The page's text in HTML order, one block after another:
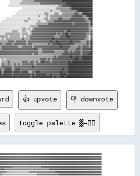
░░░░░░░░░░░░░░░░░░░░░░░░░░░░░░░░░░▒▒▒▒▒▒▒▒▒▒▒▒▒▒▓▓████████████████████
░░░░░░░░░░░░░░░░░░░░░░░░░░░░░░░░▒▒░░░░░░░░▒▒▒▒▒▒▒▒▒▒▒▒▒▒▒▒▓▓██████████████
░░░░░░░░░░░░░░░░░░░░░░░░░░░░▒▒▒▒░░░░░░▒▒▒▒░░░░▒▒▒▒▒▒▒▒▒▒▒▒▓▓▓▓▒▒▒▒██████████
░░░░░░░░░░░░░░░░░░░░░░░░░░▒▒░░░░░░▒▒░░▒▒▒▒▒▒▒▒▒▒▒▒▒▒▒▒▒▒▒▒▒▒▓▓▓▓▓▓▓▓▓▓▒▒▒▒██████
👍 upvote 👎 downvote
toggle palette ▓→✊🏽
██████████████▓▓▓▓▒▒░░▓▓▓▓▓▓▓▓▒▒▒▒▒▒▒▒░░▒▒▒▒░░▒▒▒▒▒▒▒▒░░▒▒░░░░░░▒▒▒▒▒▒▒▒▓▓▓▓▒▒▒▒▓▓▒▒▓▓▓▓▒▒▒▒░░░░▒▒▒▒▒▒▓▓▓▓▒▒▓▓▓▓▓▓▓▓████▓▓██████████████████████████
██████████████▓▓▓▓▒▒▒▒▓▓▓▓▓▓▓▓▓▓▒▒▒▒▓▓░░░░░░▒▒▒▒▒▒▒▒░░░░░░▒▒▒▒░░░░░░▒▒▒▒▒▒▓▓▓▓░░▓▓▒▒░░▒▒▓▓░░░░░░▒▒▓▓▓▓▓▓▓▓▓▓▓▓▓▓▓▓▓▓▓▓██▓▓██████████████████████████
████████████▓▓▓▓▓▓▓▓▓▓▓▓▓▓▓▓▒▒▒▒░░▒▒▒▒░░░░░░░░░░▒▒▒▒░░░░▒▒░░░░░░▒▒▒▒▒▒▒▒▒▒▓▓▓▓░░▓▓▒▒░░░░▒▒░░▒▒░░▒▒▓▓▓▓▓▓▓▓████████▓▓▓▓██▓▓▓▓████████████████████████
████████████▓▓▓▓▓▓▒▒▓▓▓▓▓▓▒▒▓▓▒▒░░░░▒▒▓▓░░░░░░░░░░░░      ░░░░░░▒▒▓▓▒▒▒▒▒▒▓▓▓▓▒▒▓▓▓▓▓▓░░░░▓▓▒▒▒▒▒▒▓▓▓▓▒▒▓▓████▓▓▓▓▓▓▓▓▓▓▓▓██████████████████████████
████████████▓▓▓▓▓▓▓▓▓▓▓▓▓▓▓▓▓▓▒▒░░░░░░▓▓▒▒░░░░░░░░░░░░░░░░▒▒▒▒▒▒▒▒▓▓▒▒▒▒▓▓▒▒▓▓▓▓▓▓▓▓▓▓▒▒▒▒▒▒▒▒▒▒▓▓░░▒▒▒▒▓▓▓▓████▒▒▒▒▓▓▓▓▓▓██████████████████████████
██████████▓▓▓▓▓▓▒▒▒▒▒▒▓▓▒▒▓▓▒▒░░░░░░  ░░▒▒▒▒▒▒░░▒▒▒▒▒▒▒▒▒▒▒▒▒▒▒▒▒▒▒▒▒▒▒▒▒▒▒▒▒▒▒▒▓▓▒▒▓▓▓▓▒▒▒▒▒▒▓▓░░░░░░▒▒▒▒▒▒▓▓▓▓▓▓██▓▓▒▒▓▓██████████████████████████
██████████▓▓▓▓▓▓▓▓▒▒▒▒▒▒▒▒▓▓▒▒░░░░░░░░▒▒▒▒▒▒▒▒░░░░▓▓▓▓▓▓▒▒▒▒▒▒░░▓▓▒▒▒▒▒▒▒▒▒▒▓▓▓▓▓▓▓▓▓▓▓▓▓▓▒▒▒▒░░░░░░░░░░░░░░░░▓▓▒▒▒▒▒▒▒▒▓▓██████▓▓██████████████████
██████████▓▓▓▓▓▓▒▒░░▒▒▒▒▒▒▓▓▒▒░░░░░░░░░░░░░░░░░░▒▒▓▓▓▓▓▓▒▒▒▒▒▒▒▒▒▒▒▒▓▓▒▒▒▒▒▒▒▒▓▓▓▓▒▒▒▒▓▓▒▒▒▒░░░░░░  ░░░░░░░░▒▒▒▒▒▒▒▒▒▒▓▓▓▓██████████████████████████
██████████▓▓▒▒▓▓░░▒▒▒▒▒▒▒▒▒▒▒▒░░░░░░░░░░░░▒▒░░░░▒▒▓▓░░▒▒▒▒▒▒▒▒▒▒▒▒▒▒▒▒▒▒▒▒▒▒▒▒▒▒▓▓▓▓▓▓▒▒▒▒▒▒▒▒░░  ░░░░░░░░░░▒▒▒▒▓▓▒▒▓▓▓▓████████▓▓██████████████████
████████▓▓▓▓▓▓▓▓▒▒▓▓▒▒▓▓▒▒▒▒▒▒░░░░▒▒░░░░░░░░░░░░▓▓██░░▒▒▒▒▒▒▒▒▒▒░░▒▒▒▒▒▒▒▒▒▒▒▒▒▒▒▒▒▒▒▒▒▒░░░░░░  ░░░░░░▒▒▒▒▓▓▒▒▓▓▒▒▓▓▓▓▓▓████████████████████████████
████████▓▓▒▒▒▒▓▓▒▒▓▓▓▓▒▒▒▒░░▒▒░░░░░░▒▒░░░░░░░░░░▒▒▓▓░░░░▒▒░░░░▒▒▒▒░░▒▒▒▒▒▒▒▒▒▒▒▒▒▒░░▒▒░░░░░░░░░░▒▒▒▒▒▒▓▓▓▓▒▒▒▒▓▓▒▒▓▓████████████████████████████████
████████▓▓▓▓▓▓▒▒▓▓▓▓▓▓▒▒▒▒░░░░░░░░░░░░▒▒░░░░▒▒░░▒▒░░░░  ▒▒▒▒░░░░░░▒▒▒▒▒▒▒▒▒▒▒▒▒▒░░░░▒▒▒▒░░░░▒▒▒▒▒▒▓▓▓▓▒▒░░░░▒▒▓▓▓▓██████████████▓▓▓▓████████████████
████████▓▓▓▓▓▓▓▓▓▓▓▓▓▓▓▓▒▒░░░░░░░░░░▒▒░░░░▒▒░░░░░░░░░░    ░░      ░░░░░░░░▒▒▒▒▒▒▒▒▓▓▒▒░░░░▒▒▒▒▒▒▒▒▓▓████▓▓▓▓▓▓▓▓██████████████▓▓▓▓▓▓████████████████
████████▓▓▒▒▓▓▓▓▓▓▒▒▓▓▓▓▓▓▒▒▒▒▒▒░░░░░░░░░░░░░░░░░░▒▒░░░░          ░░░░░░░░░░▒▒▒▒▒▒▒▒▒▒░░▒▒▒▒▓▓▓▓▓▓▓▓██████▓▓▓▓████████████▓▓▓▓▓▓▓▓▓▓████████████████
████████▓▓▒▒▓▓▓▓▓▓▒▒▓▓▓▓▒▒▒▒▒▒▓▓░░░░░░░░░░░░░░░░░░░░░░▒▒▒▒  ░░░░░░▒▒▒▒░░▒▒▒▒▒▒▒▒▒▒░░▒▒▓▓▓▓▓▓██████▓▓▓▓▓▓▓▓▓▓██████████▓▓██▓▓████▓▓▓▓████████████████
████████▓▓▒▒▓▓▓▓▒▒▓▓▒▒▒▒▓▓▒▒▓▓▓▓▒▒        ░░░░▒▒░░░░░░░░░░    ▒▒░░▓▓▒▒▒▒▒▒▒▒▒▒▒▒▒▒▓▓████████████████▓▓████▓▓████▓▓▓▓▓▓████▓▓▓▓▓▓▓▓████████▓▓████████
████████▓▓▓▓▒▒▓▓▓▓▓▓▓▓▓▓▓▓▒▒▓▓▓▓▓▓▒▒░░  ░░░░▒▒▒▒  ░░░░  ▒▒▒▒▒▒▒▒▒▒▒▒▓▓▒▒░░░░░░▒▒▒▒▓▓████████████████▓▓██▒▒▓▓████▓▓▓▓▓▓▓▓▓▓▓▓▓▓▓▓▓▓▓▓██████▓▓████████
████████▓▓▒▒▒▒▓▓▓▓▒▒▓▓▓▓▓▓▓▓▓▓▓▓▓▓░░  ░░░░▒▒▒▒▒▒▓▓░░░░    ▒▒░░░░▒▒▒▒▓▓▒▒▒▒░░▒▒▒▒▒▒██▓▓████▓▓████████▓▓▓▓▓▓▓▓▓▓▓▓▓▓▓▓▓▓▓▓▒▒▒▒▓▓▓▓▓▓▓▓▓▓██▓▓▓▓████████
████████▓▓▒▒▒▒▒▒▒▒▓▓▒▒▓▓▒▒▓▓▓▓▓▓▒▒░░▒▒▒▒▒▒▓▓▓▓▓▓▒▒▒▒░░░░  ░░▒▒▒▒▒▒▒▒▒▒▒▒░░░░░░▒▒▒▒▓▓▓▓▓▓▓▓▒▒▓▓████▓▓▓▓▓▓▓▓▓▓▓▓▓▓▓▓▒▒▓▓▒▒▒▒▒▒▒▒▓▓▓▓▓▓████▓▓██████████
██████████▒▒░░▒▒▒▒▒▒▓▓▓▓▓▓▓▓▓▓▓▓▓▓░░▒▒▒▒▓▓▒▒▓▓▓▓▒▒▒▒▒▒▒▒░░░░▒▒▒▒▒▒▒▒▒▒▒▒▒▒▒▒░░▒▒▓▓▓▓▓▓▓▓██▓▓▓▓▒▒██████▓▓██▓▓▓▓▓▓▓▓██▓▓▓▓▒▒▒▒▒▒▒▒▓▓▓▓████████████████
██████████▒▒░░░░░░░░░░▒▒▓▓▓▓▓▓▓▓▓▓▓▓▓▓▒▒▒▒▓▓▓▓▓▓▓▓▒▒▒▒▒▒▒▒▒▒▒▒▒▒▒▒▒▒▒▒▒▒▓▓▒▒▒▒▒▒▒▒██▓▓▓▓██▒▒▒▒▒▒▓▓▓▓▓▓▓▓▓▓▓▓▓▓██▓▓▓▓▓▓▒▒▒▒▒▒▒▒▓▓▓▓▓▓████████████████
██████████▓▓▒▒  ░░  ░░▒▒▓▓▓▓▓▓▒▒▓▓▓▓▓▓▓▓██▓▓▓▓▓▓▓▓▓▓▒▒▒▒▒▒▒▒░░▒▒▒▒▒▒▒▒▓▓▒▒▒▒▓▓▓▓▒▒▓▓▓▓▓▓▓▓▒▒    ░░▒▒▓▓▓▓▓▓▓▓▓▓▓▓▓▓▓▓▓▓▓▓▒▒▒▒▓▓▓▓▓▓▓▓████████████████
██████████▓▓▒▒░░    ░░▒▒▓▓▓▓▓▓▓▓▓▓▓▓▓▓▓▓▓▓▓▓▓▓▓▓▓▓▓▓▓▓▓▓▒▒▒▒▒▒▒▒░░▒▒▓▓▓▓▓▓▓▓▒▒▒▒▒▒▒▒░░░░▒▒░░  ░░░░░░▓▓▓▓▓▓▓▓▓▓▓▓▓▓▓▓▓▓▓▓▓▓▓▓▓▓▓▓▓▓▓▓▓▓██████████████
██████████▓▓▓▓▒▒▒▒░░░░▒▒  ▒▒▓▓▓▓▒▒▓▓▓▓▓▓▓▓▓▓▓▓▒▒▒▒▓▓▓▓▓▓▒▒▒▒▒▒▒▒▒▒▒▒▒▒▓▓▓▓▓▓██▓▓▒▒▒▒▒▒▒▒▒▒░░░░▒▒░░  ░░▒▒▓▓▓▓▓▓▓▓▒▒▒▒▒▒▒▒▒▒▒▒▓▓▓▓▓▓▓▓▓▓██████████████
████████████▓▓▒▒▒▒▒▒░░▒▒▒▒░░▒▒▓▓▓▓▒▒░░▓▓░░░░░░▓▓▒▒  ▒▒▓▓▓▓▓▓▓▓▓▓▓▓▒▒▓▓▓▓▓▓▓▓████▒▒░░▒▒▓▓▓▓▒▒▒▒▒▒░░░░▓▓▓▓▓▓▓▓▓▓▒▒▒▒▒▒▒▒▒▒▒▒▒▒▓▓▓▓▓▓▓▓▓▓▓▓████████████
████████████▓▓▒▒▒▒▓▓▒▒▓▓▓▓▓▓▒▒▒▒▓▓▓▓▓▓▒▒▓▓▓▓▒▒▓▓▓▓▓▓▒▒▒▒▓▓▒▒▒▒▓▓▓▓▓▓▒▒▓▓▓▓██████▓▓██████████████▒▒▒▒▓▓▓▓▓▓▒▒▓▓▒▒▒▒▒▒▒▒▒▒▒▒▓▓▒▒▒▒▓▓▓▓▓▓██████████████
████████████▓▓▒▒▒▒▓▓▒▒░░▓▓▓▓▓▓▓▓▒▒▒▒▓▓▒▒▓▓▓▓▒▒▓▓▓▓▓▓▒▒▒▒▓▓▒▒▓▓▓▓▓▓▓▓▓▓▓▓▓▓▓▓▓▓▓▓████████▓▓▓▓▓▓▓▓▓▓░░░░░░▒▒▒▒▒▒▒▒░░▒▒▒▒▒▒▒▒▓▓▒▒▓▓▓▓▓▓▓▓██████████████
██████████████▒▒▓▓▒▒▓▓▓▓▒▒▓▓▓▓▓▓▓▓▓▓▒▒░░░░▒▒░░▓▓▓▓▒▒▒▒▓▓▒▒▒▒▒▒▓▓▓▓▓▓▒▒▒▒▒▒▓▓▓▓▓▓▓▓▓▓▓▓▓▓▓▓▒▒░░▓▓▒▒░░░░▓▓▓▓░░░░▒▒░░▒▒░░▒▒▒▒▒▒▒▒▓▓▓▓▓▓▓▓██████████████
██████████████▓▓░░▓▓▒▒▓▓▒▒▒▒▓▓▓▓▓▓▓▓▓▓▓▓▒▒░░▓▓░░░░░░▒▒▒▒▓▓▓▓▓▓▒▒▓▓▓▓▓▓██▓▓▓▓▒▒▒▒▓▓██████▓▓██▒▒████▓▓▓▓▒▒▒▒▒▒▒▒▒▒▒▒▒▒░░▒▒▒▒▒▒▒▒▓▓▓▓▓▓████████████████
████████████████▒▒▒▒▓▓▓▓▒▒▒▒▒▒▓▓▒▒▒▒▓▓▒▒▒▒▓▓▒▒▒▒░░▒▒▓▓░░░░░░▒▒░░▓▓▓▓▓▓██▓▓▒▒░░  ▓▓▓▓██▓▓▒▒▓▓▓▓▓▓▒▒▒▒▒▒▒▒▒▒▒▒▒▒░░▒▒░░▒▒░░▒▒▒▒▓▓▓▓▓▓▓▓████████████████
████████████████▓▓▒▒▒▒▒▒▓▓▓▓▓▓▒▒▓▓▓▓▒▒▒▒▓▓▓▓▒▒▒▒▒▒▒▒░░▒▒▒▒▓▓▓▓▓▓▓▓▒▒▒▒▒▒▒▒░░░░░░░░▒▒░░░░▒▒▒▒░░▒▒▒▒▒▒▒▒▒▒▒▒▒▒░░░░░░░░░░▒▒▒▒▒▒▓▓▓▓▓▓██████████████████
██████████████████▓▓░░▒▒▓▓▓▓▒▒▓▓▒▒▓▓▒▒▒▒▓▓▓▓▒▒▓▓▓▓▒▒▓▓▓▓▓▓▓▓▓▓▒▒▓▓▓▓▓▓▒▒▒▒▒▒▒▒▒▒▒▒▒▒▒▒▒▒▒▒▒▒▒▒░░▒▒▒▒▒▒▒▒░░▒▒░░░░░░░░░░░░▓▓▓▓▓▓▓▓▓▓██████████████████
████████████████████▒▒░░▒▒▓▓▓▓▓▓▓▓▓▓▒▒▒▒▒▒▒▒▒▒▓▓▓▓▓▓▓▓▓▓▒▒▒▒░░░░▒▒▒▒▓▓▓▓░░▒▒▓▓▓▓▒▒▓▓▓▓▓▓▓▓▓▓▒▒▒▒▓▓▒▒▒▒▒▒░░░░░░░░▒▒▒▒▒▒▓▓▓▓▓▓▓▓▓▓████████████████████
████████████████████▓▓░░▒▒▓▓▓▓▒▒▓▓▓▓▒▒▓▓▓▓▒▒▒▒▒▒▒▒▒▒▓▓▒▒▓▓▒▒▒▒▒▒▓▓▓▓▓▓▓▓▒▒▒▒▒▒░░▒▒▓▓▒▒▒▒▒▒▒▒▒▒▒▒▒▒▒▒▒▒░░░░░░▒▒▒▒▓▓▓▓▓▓▓▓▓▓▓▓▓▓██████████████████████
██████████████████████▓▓░░▒▒▓▓▓▓▒▒▓▓▓▓▒▒▓▓▓▓▓▓▓▓▓▓▓▓▒▒▒▒▒▒▓▓▓▓▓▓▓▓░░▒▒▒▒▓▓▓▓▒▒▒▒░░▒▒▒▒░░░░░░░░░░░░░░░░░░░░▒▒▒▒▒▒▓▓▓▓▓▓▓▓▓▓▓▓▓▓██████████████████████
████████████████████████▓▓░░▒▒▒▒▓▓▓▓▓▓▒▒▓▓▓▓▓▓▓▓▓▓▓▓▓▓▓▓▒▒▓▓▓▓▒▒▓▓▒▒▓▓▒▒▒▒░░▒▒▒▒▒▒▒▒▓▓▒▒▒▒░░░░░░░░░░▒▒▒▒░░▒▒▒▒▓▓▓▓▓▓▓▓▓▓▓▓▓▓████████████████████████
██████████████████████████▒▒░░▒▒▓▓▒▒▓▓▓▓▒▒▓▓▓▓▓▓▓▓▓▓▓▓▓▓▓▓▓▓▒▒▒▒▒▒▓▓▒▒▓▓▒▒▒▒▒▒▓▓▒▒▒▒▓▓▒▒░░░░░░░░░░░░░░▓▓▒▒▒▒▒▒▒▒▒▒▓▓▓▓▓▓▓▓██████████████████████████
████████████████████████████▒▒░░▒▒▒▒▒▒▓▓▒▒▒▒▓▓▒▒▒▒▒▒▒▒▓▓▓▓▓▓▓▓▓▓▒▒▓▓▓▓▓▓▒▒░░░░░░▒▒▒▒░░░░▒▒▒▒░░░░░░░░░░░░░░▒▒▒▒▒▒▒▒▒▒▓▓▓▓████████████████████████████
██████████████████████████████▒▒░░▒▒▓▓▒▒▒▒▒▒▒▒▒▒▒▒▒▒▒▒▒▒▒▒▓▓▓▓▒▒▓▓▓▓▓▓▒▒▒▒▒▒░░▒▒▒▒▒▒▒▒▒▒░░▒▒░░░░░░░░░░░░░░▒▒▒▒▒▒▒▒▒▒▓▓██████████████████████████████
████████████████████████████████▓▓░░▒▒▒▒▒▒▒▒▒▒▒▒▒▒▒▒▒▒▒▒▒▒░░░░▒▒▒▒▒▒░░░░░░░░░░▒▒▒▒░░▒▒░░▒▒░░░░░░░░▒▒▒▒▒▒▒▒▒▒▒▒▒▒▒▒▓▓████████████████████████████████
██████████████████████████████████▓▓▒▒░░░░░░▒▒▒▒▒▒▒▒▓▓▒▒▒▒▓▓▒▒▒▒▒▒▒▒░░░░░░░░░░▒▒▒▒▒▒▒▒▒▒▒▒░░░░░░░░▒▒▒▒▒▒▒▒▒▒▒▒▒▒▓▓██████████████████████████████████
████████████████████████████████████▓▓▓▓░░░░░░▒▒▓▓▒▒▒▒▒▒▒▒▒▒▒▒▒▒▒▒▒▒░░░░▒▒▒▒▒▒▒▒▒▒░░▒▒▒▒▒▒▒▒▒▒▒▒▒▒▒▒▒▒▒▒▒▒▒▒▓▓██████████████████████████████████████
████████████████████████████████████████▓▓▒▒░░▒▒▒▒▒▒▒▒▒▒░░▒▒▒▒▒▒▒▒▒▒▒▒▒▒▒▒▒▒░░▒▒▒▒▒▒▒▒▓▓▒▒▒▒░░▒▒▒▒▒▒▒▒▓▓▓▓▓▓████████████████████████████████████████
████████████████████████████████████████████▓▓▒▒▒▒▒▒▒▒▓▓▒▒▒▒░░▒▒▒▒▒▒▓▓▓▓▓▓▓▓▓▓▒▒▒▒▒▒▒▒░░▒▒░░▒▒░░▒▒▒▒▓▓▓▓████████████████████████████████████████████
█████████████████